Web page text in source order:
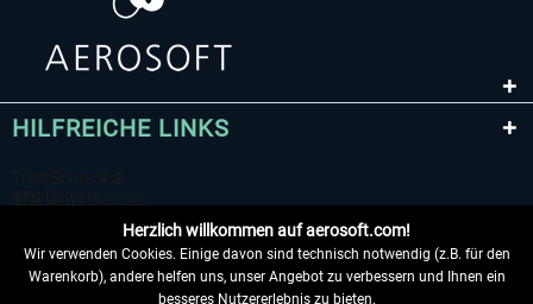
HILFREICHE LINKS
Herzlich willkommen auf aerosoft.com!
Wir verwenden Cookies. Einige davon sind technisch notwendig (z.B. für den
Warenkorb), andere helfen uns, unser Angebot zu verbessern und Ihnen ein
besseres Nutzererlebnis zu bieten.